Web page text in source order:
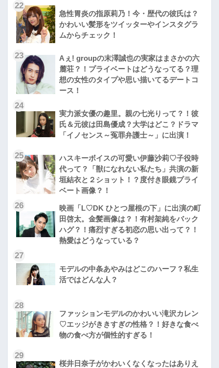
22
急性胃炎の指原莉乃！今・歴代の彼氏は？
かわいい髪形をツイッターやインスタグラ
ムからチェック！
23
Aぇ! groupの末澤誠也の実家はまさかの六
麓荘？！プライベートはどうなってる？理
想の女性のタイプや思い描いてるデートコ
ース！
24
実力派女優の趣里。親の七光りって？！彼
氏＆元彼は田島優成？大学はどこ？ドラマ
「イノセンス～冤罪弁護士～」に出演！
25
ハスキーボイスの可愛い伊藤沙莉♡子役時
代って？「獣になれない私たち」共演の新
垣結衣と２ショット！？度付き眼鏡プライ
ベート画像？！
26
映画「L♡DK ひとつ屋根の下」に出演の町
田啓太。金髪画像は？！有村架純をバック
ハグ？！痛烈すぎる初恋の思い出って？！
熱愛はどうなっている？
27
モデルの中条あやみはどこのハーフ？私生
活ではどんな人？
28
ファッションモデルのかわいい滝沢カレン
♡エッジがききすぎの性格？！好きな食べ
物の食べ方が個性的すぎる！
29
桜井日奈子がかわいくなくなったはありえ